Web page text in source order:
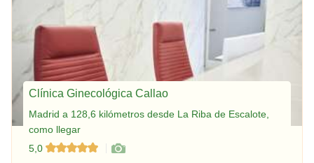
Clínica Ginecológica Callao
Madrid a 128,6 kilómetros desde La Riba de Escalote,
como llegar
5,0